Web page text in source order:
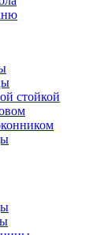
стойкой